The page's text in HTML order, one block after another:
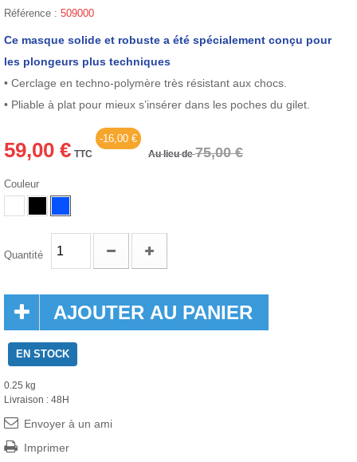
Référence : 509000
Ce masque solide et robuste a été spécialement conçu pour
les plongeurs plus techniques
• Cerclage en techno-polymère très résistant aux chocs.
• Pliable à plat pour mieux s’insérer dans les poches du gilet.
59,00 € TTC
-16,00 €
Au lieu de75,00 €
Couleur
Quantité
AJOUTER AU PANIER
EN STOCK
0.25 kg
Livraison : 48H
Envoyer à un ami
Imprimer